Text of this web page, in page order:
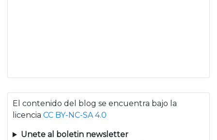
El contenido del blog se encuentra bajo la
licencia CC BY-NC-SA 4.0
Unete al boletin newsletter